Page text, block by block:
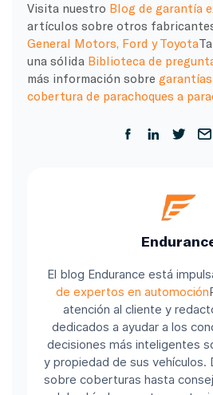
Visita nuestro Blog de garantía
artículos sobre otros
General Motors, Ford y Toyota
una sólida Biblioteca de
más información sobre
cobertura de parachoques a
El blog Endurance está
de expertos en automoción
atención al cliente y
dedicados a ayudar a los
decisiones más inteligentes
y propiedad de sus vehículos.
sobre coberturas hasta